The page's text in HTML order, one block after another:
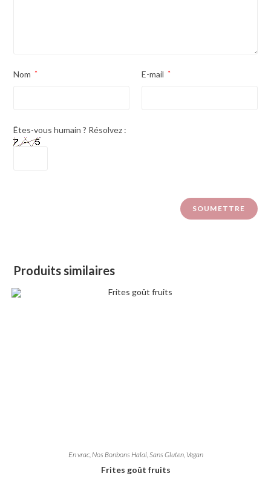
Nom * E-mail *
Êtes-vous humain ? Résolvez :
Produits similaires
En vrac, Nos Bonbons Halal, Sans Gluten, Vegan
Frites goût fruits